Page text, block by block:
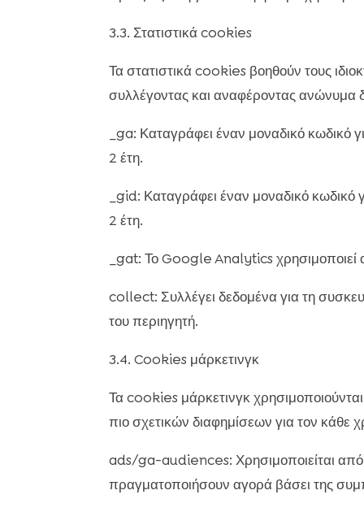
3.3. Στατιστικά cookies
Τα στατιστικά cookies βοηθούν τους
συλλέγοντας και αναφέροντας ανώνυμα
_ga: Καταγράφει έναν μοναδικό κωδικό
2 έτη.
_gid: Καταγράφει έναν μοναδικό κωδικό
2 έτη.
_gat: Το Google Analytics χρησιμοποιεί
collect: Συλλέγει δεδομένα για τη
του περιηγητή.
3.4. Cookies μάρκετινγκ
Τα cookies μάρκετινγκ
πιο σχετικών διαφημίσεων για τον κάθε
ads/ga-audiences: Χρησιμοποιείται
πραγματοποιήσουν αγορά βάσει της